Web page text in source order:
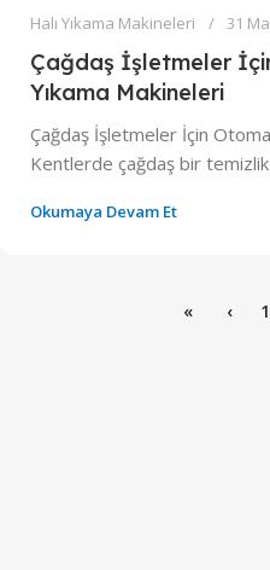
Halı Yıkama Makineleri 31
Çağdaş İşletmeler
Yıkama Makineleri
Çağdaş İşletmeler İçin
Kentlerde çağdaş bir
Okumaya Devam Et
« ‹